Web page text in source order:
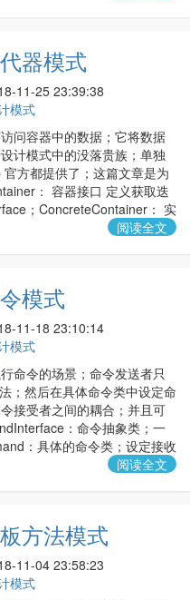
器模式
11-25 23:39:38
模式
问容器中的数据；它将数据
计模式中的没落贵族；单独
方都提供了；这篇文章是为
： 容器接口 定义获取迭
；ConcreteContainer： 实
阅读全文
模式
11-18 23:10:14
模式
命令的场景；命令发送者只
；然后在具体命令类中设定命
接受者之间的耦合；并且可
：命令抽象类；一
：具体的命令类；设定接收
阅读全文
方法模式
11-04 23:58:23
模式